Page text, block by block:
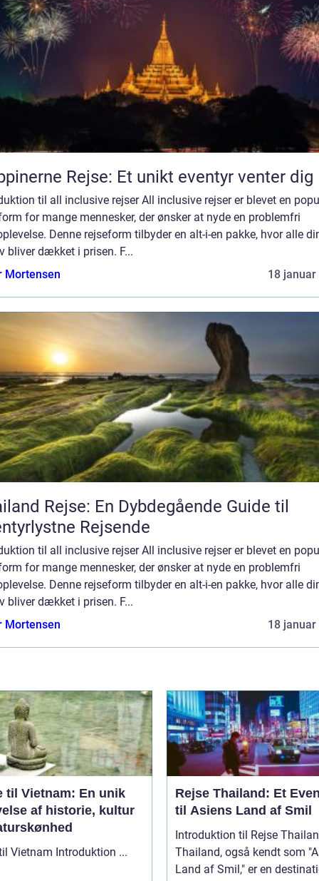
Rejse: Et unikt eventyr venter dig
til all inclusive rejser All inclusive rejser er blevet en
for mange mennesker, der ønsker at nyde en problemfri
Denne rejseform tilbyder en alt-i-en pakke, hvor alle
bliver dækket i prisen. F...
Mortensen
18 januar
Rejse: En Dybdegående Guide til
Rejsende
til all inclusive rejser All inclusive rejser er blevet en
for mange mennesker, der ønsker at nyde en problemfri
Denne rejseform tilbyder en alt-i-en pakke, hvor alle
bliver dækket i prisen. F...
Mortensen
18 januar
til Vietnam: En unik
af historie, kultur
Rejse til Vietnam Introduktion ...
Rejse Thailand: Et
til Asiens Land af Smil
Introduktion til Rejse
Thailand, også kendt som
Land af Smil," er en